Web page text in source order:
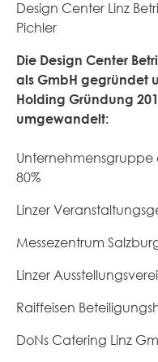
Design Center Linz
Pichler
Die Design Center
als GmbH gegründet
Holding Gründung
umgewandelt:
Unternehmensgruppe
80%
Linzer
Messezentrum
Linzer
Raiffeisen
DoNs Catering Linz